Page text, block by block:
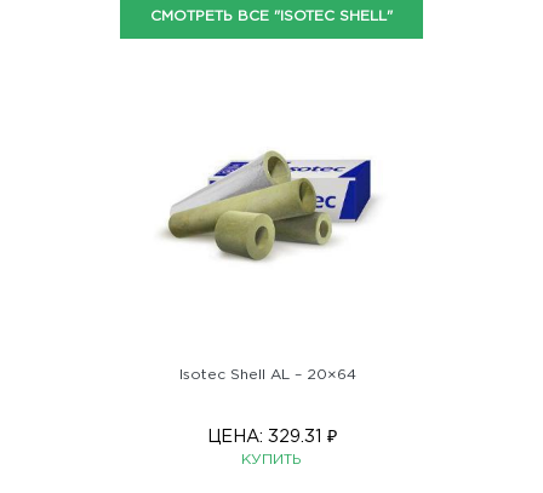
СМОТРЕТЬ ВСЕ "ISOTEC SHELL"
Isotec Shell AL – 20×64
ЦЕНА: 329.31 ₽
КУПИТЬ